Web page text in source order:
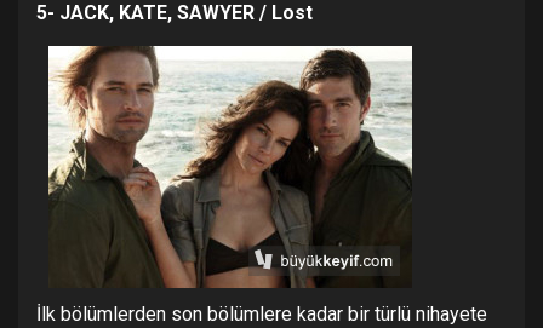
5- JACK, KATE, SAWYER / Lost
İlk bölümlerden son bölümlere kadar bir türlü nihayete